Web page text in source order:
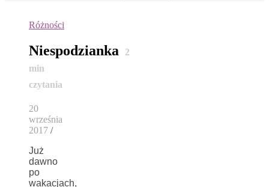
Różności
Niespodzianka
2
min
czytania
20
września
2017 /
Już
dawno
po
wakacjach,